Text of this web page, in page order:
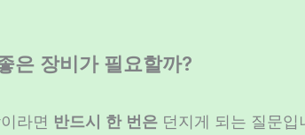
은 장비가 필요할까?
라면 반드시 한 번은 던지게 되는 질문입